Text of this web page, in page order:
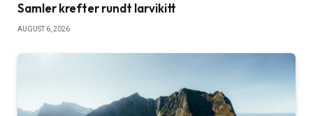
Samler krefter rundt larvikitt
AUGUST 6, 2026